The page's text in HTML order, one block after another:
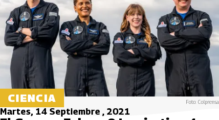
CIENCIA Foto: Colprensa
Martes, 14 Septiembre , 2021